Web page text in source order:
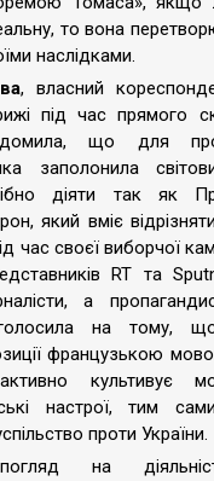
то вона
наслідками.
, власний
під час прямого
що для
заполонила
діяти так як
який вміє
час своєї виборчої
RT та
а
на тому, що
французькою
культивує
настрої, тим
проти України.
на